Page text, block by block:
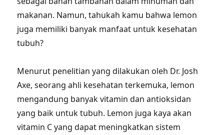
makanan. Namun, tahukah kamu bahwa lemon
juga memiliki banyak manfaat untuk kesehatan
tubuh?
Menurut penelitian yang dilakukan oleh Dr. Josh
Axe, seorang ahli kesehatan terkemuka, lemon
mengandung banyak vitamin dan antioksidan
yang baik untuk tubuh. Lemon juga kaya akan
vitamin C yang dapat meningkatkan sistem